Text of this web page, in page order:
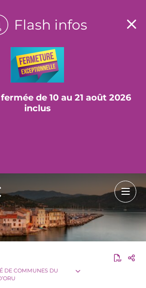
Flash infos
fermée de 10 au 21 août 2026
inclus
DE COMMUNES DU